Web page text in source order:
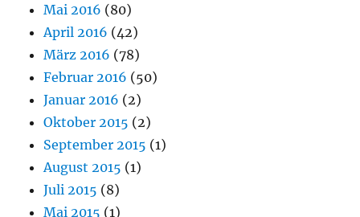
Mai 2016 (80)
April 2016 (42)
März 2016 (78)
Februar 2016 (50)
Januar 2016 (2)
Oktober 2015 (2)
September 2015 (1)
August 2015 (1)
Juli 2015 (8)
Mai 2015 (1)